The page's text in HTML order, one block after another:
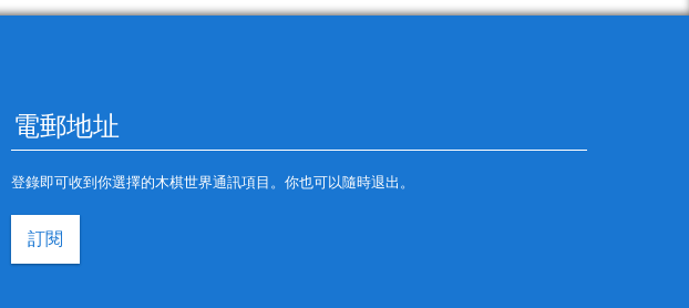
登錄即可收到你選擇的木棋世界通訊項目。你也可以隨時退出。
訂閱